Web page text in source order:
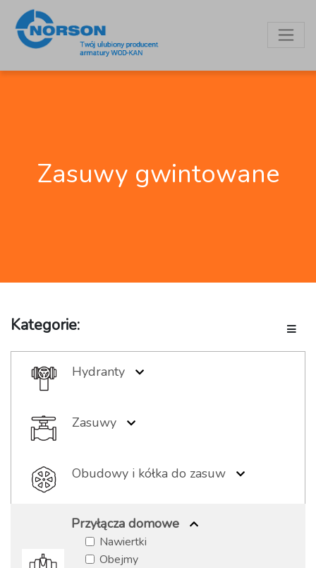
Zasuwy gwintowane
Kategorie:
Hydranty
Akcesoria hydrantowe
Zasuwy
Zasuwy bose
Obudowy i kółka do zasuw
Kółka żeliwne
Kółka aluminiowe
Przyłącza domowe
Nawiertki
Obejmy